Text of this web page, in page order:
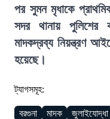
পর সুমন মৃধাকে
সদর থানায় পুলিশের
মাদকদ্রব্য নিয়ন্ত্রণ
হয়েছে।
ট্যাগসমূহ:
বরগুনা মাদক জুলাইযোদ্ধা